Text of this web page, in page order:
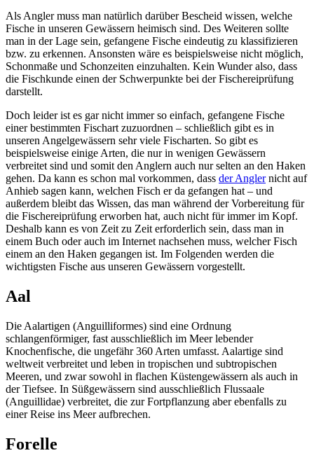
Als Angler muss man natürlich darüber Bescheid wissen, welche
Fische in unseren Gewässern heimisch sind. Des Weiteren sollte
man in der Lage sein, gefangene Fische eindeutig zu klassifizieren
bzw. zu erkennen. Ansonsten wäre es beispielsweise nicht möglich,
Schonmaße und Schonzeiten einzuhalten. Kein Wunder also, dass
die Fischkunde einen der Schwerpunkte bei der Fischereiprüfung
darstellt.
Doch leider ist es gar nicht immer so einfach, gefangene Fische
einer bestimmten Fischart zuzuordnen – schließlich gibt es in
unseren Angelgewässern sehr viele Fischarten. So gibt es
beispielsweise einige Arten, die nur in wenigen Gewässern
verbreitet sind und somit den Anglern auch nur selten an den Haken
gehen. Da kann es schon mal vorkommen, dass der Anglernicht auf
Anhieb sagen kann, welchen Fisch er da gefangen hat – und
außerdem bleibt das Wissen, das man während der Vorbereitung für
die Fischereiprüfung erworben hat, auch nicht für immer im Kopf.
Deshalb kann es von Zeit zu Zeit erforderlich sein, dass man in
einem Buch oder auch im Internet nachsehen muss, welcher Fisch
einem an den Haken gegangen ist. Im Folgenden werden die
wichtigsten Fische aus unseren Gewässern vorgestellt.
Aal
Die Aalartigen (Anguilliformes) sind eine Ordnung
schlangenförmiger, fast ausschließlich im Meer lebender
Knochenfische, die ungefähr 360 Arten umfasst. Aalartige sind
weltweit verbreitet und leben in tropischen und subtropischen
Meeren, und zwar sowohl in flachen Küstengewässern als auch in
der Tiefsee. In Süßgewässern sind ausschließlich Flussaale
(Anguillidae) verbreitet, die zur Fortpflanzung aber ebenfalls zu
einer Reise ins Meer aufbrechen.
Forelle